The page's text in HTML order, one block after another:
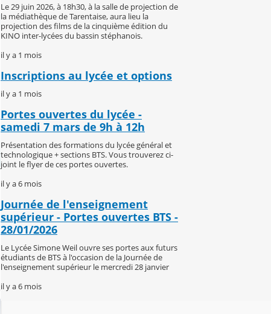
Le 29 juin 2026, à 18h30, à la salle de projection de
la médiathèque de Tarentaise, aura lieu la
projection des films de la cinquième édition du
KINO inter-lycées du bassin stéphanois.
il y a 1 mois
Inscriptions au lycée et options
il y a 1 mois
Portes ouvertes du lycée -
samedi 7 mars de 9h à 12h
Présentation des formations du lycée général et
technologique + sections BTS. Vous trouverez ci-
joint le flyer de ces portes ouvertes.
il y a 6 mois
Journée de l'enseignement
supérieur - Portes ouvertes BTS -
28/01/2026
Le Lycée Simone Weil ouvre ses portes aux futurs
étudiants de BTS à l'occasion de la Journée de
l'enseignement supérieur le mercredi 28 janvier
il y a 6 mois